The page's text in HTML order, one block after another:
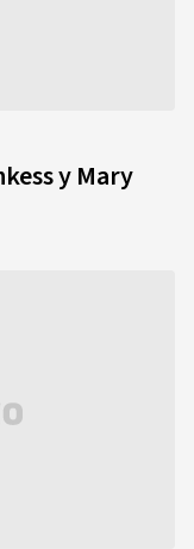
y Mary